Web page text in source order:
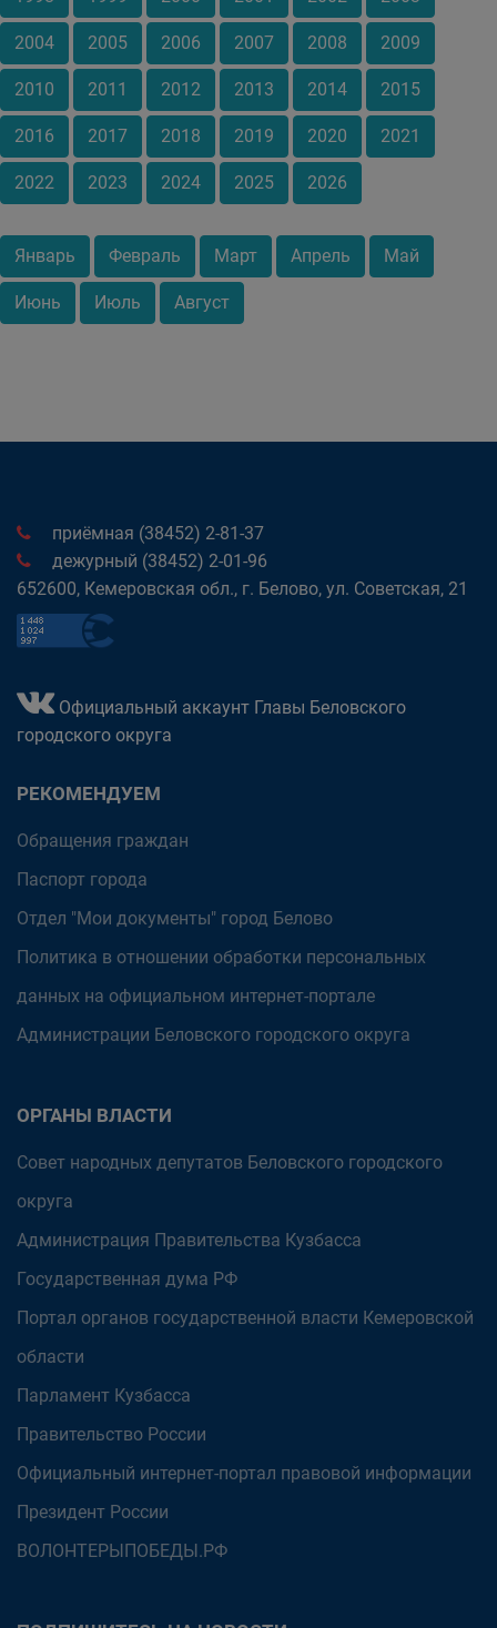
2004 2005 2006 2007 2008 2009
2010 2011 2012 2013 2014 2015
2016 2017 2018 2019 2020 2021
2022 2023 2024 2025 2026
Январь Февраль Март Апрель Май
Июнь Июль Август
приёмная (38452) 2-81-37
дежурный (38452) 2-01-96
652600, Кемеровская обл., г. Белово, ул. Советская, 21
Официальный аккаунт Главы Беловского
городского округа
РЕКОМЕНДУЕМ
Обращения граждан
Паспорт города
Отдел "Мои документы" город Белово
Политика в отношении обработки персональных
данных на официальном интернет-портале
Администрации Беловского городского округа
ОРГАНЫ ВЛАСТИ
Совет народных депутатов Беловского городского
округа
Администрация Правительства Кузбасса
Государственная дума РФ
Портал органов государственной власти Кемеровской
области
Парламент Кузбасса
Правительство России
Официальный интернет-портал правовой информации
Президент России
ВОЛОНТЕРЫПОБЕДЫ.РФ